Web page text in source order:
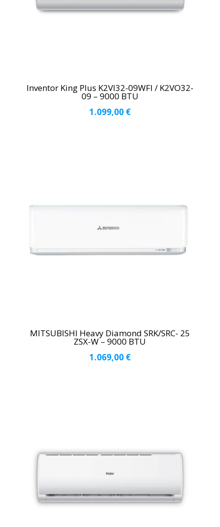
Inventor King Plus K2VI32-09WFI / K2VO32-
09 – 9000 BTU
1.099,00 €
MITSUBISHI Heavy Diamond SRK/SRC- 25
ZSX-W – 9000 BTU
1.069,00 €